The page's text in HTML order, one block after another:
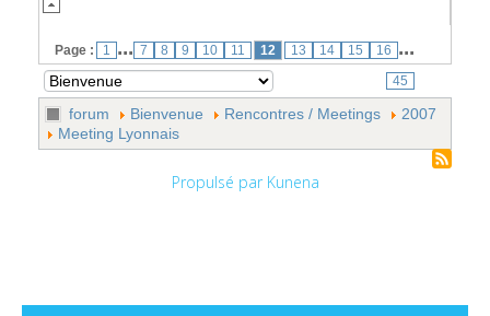
Page : 1 ... 7 8 9 10 11 12 13 14 15 16 ...
45
forum Bienvenue Rencontres / Meetings
2007
Meeting Lyonnais
Propulsé par Kunena